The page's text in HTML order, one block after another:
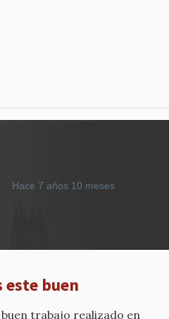
Hace 7 años 10 meses
este buen
trabajo realizado en